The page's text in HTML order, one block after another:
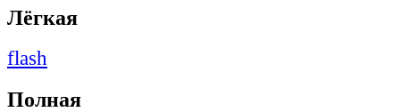
Лёгкая
flash
Полная